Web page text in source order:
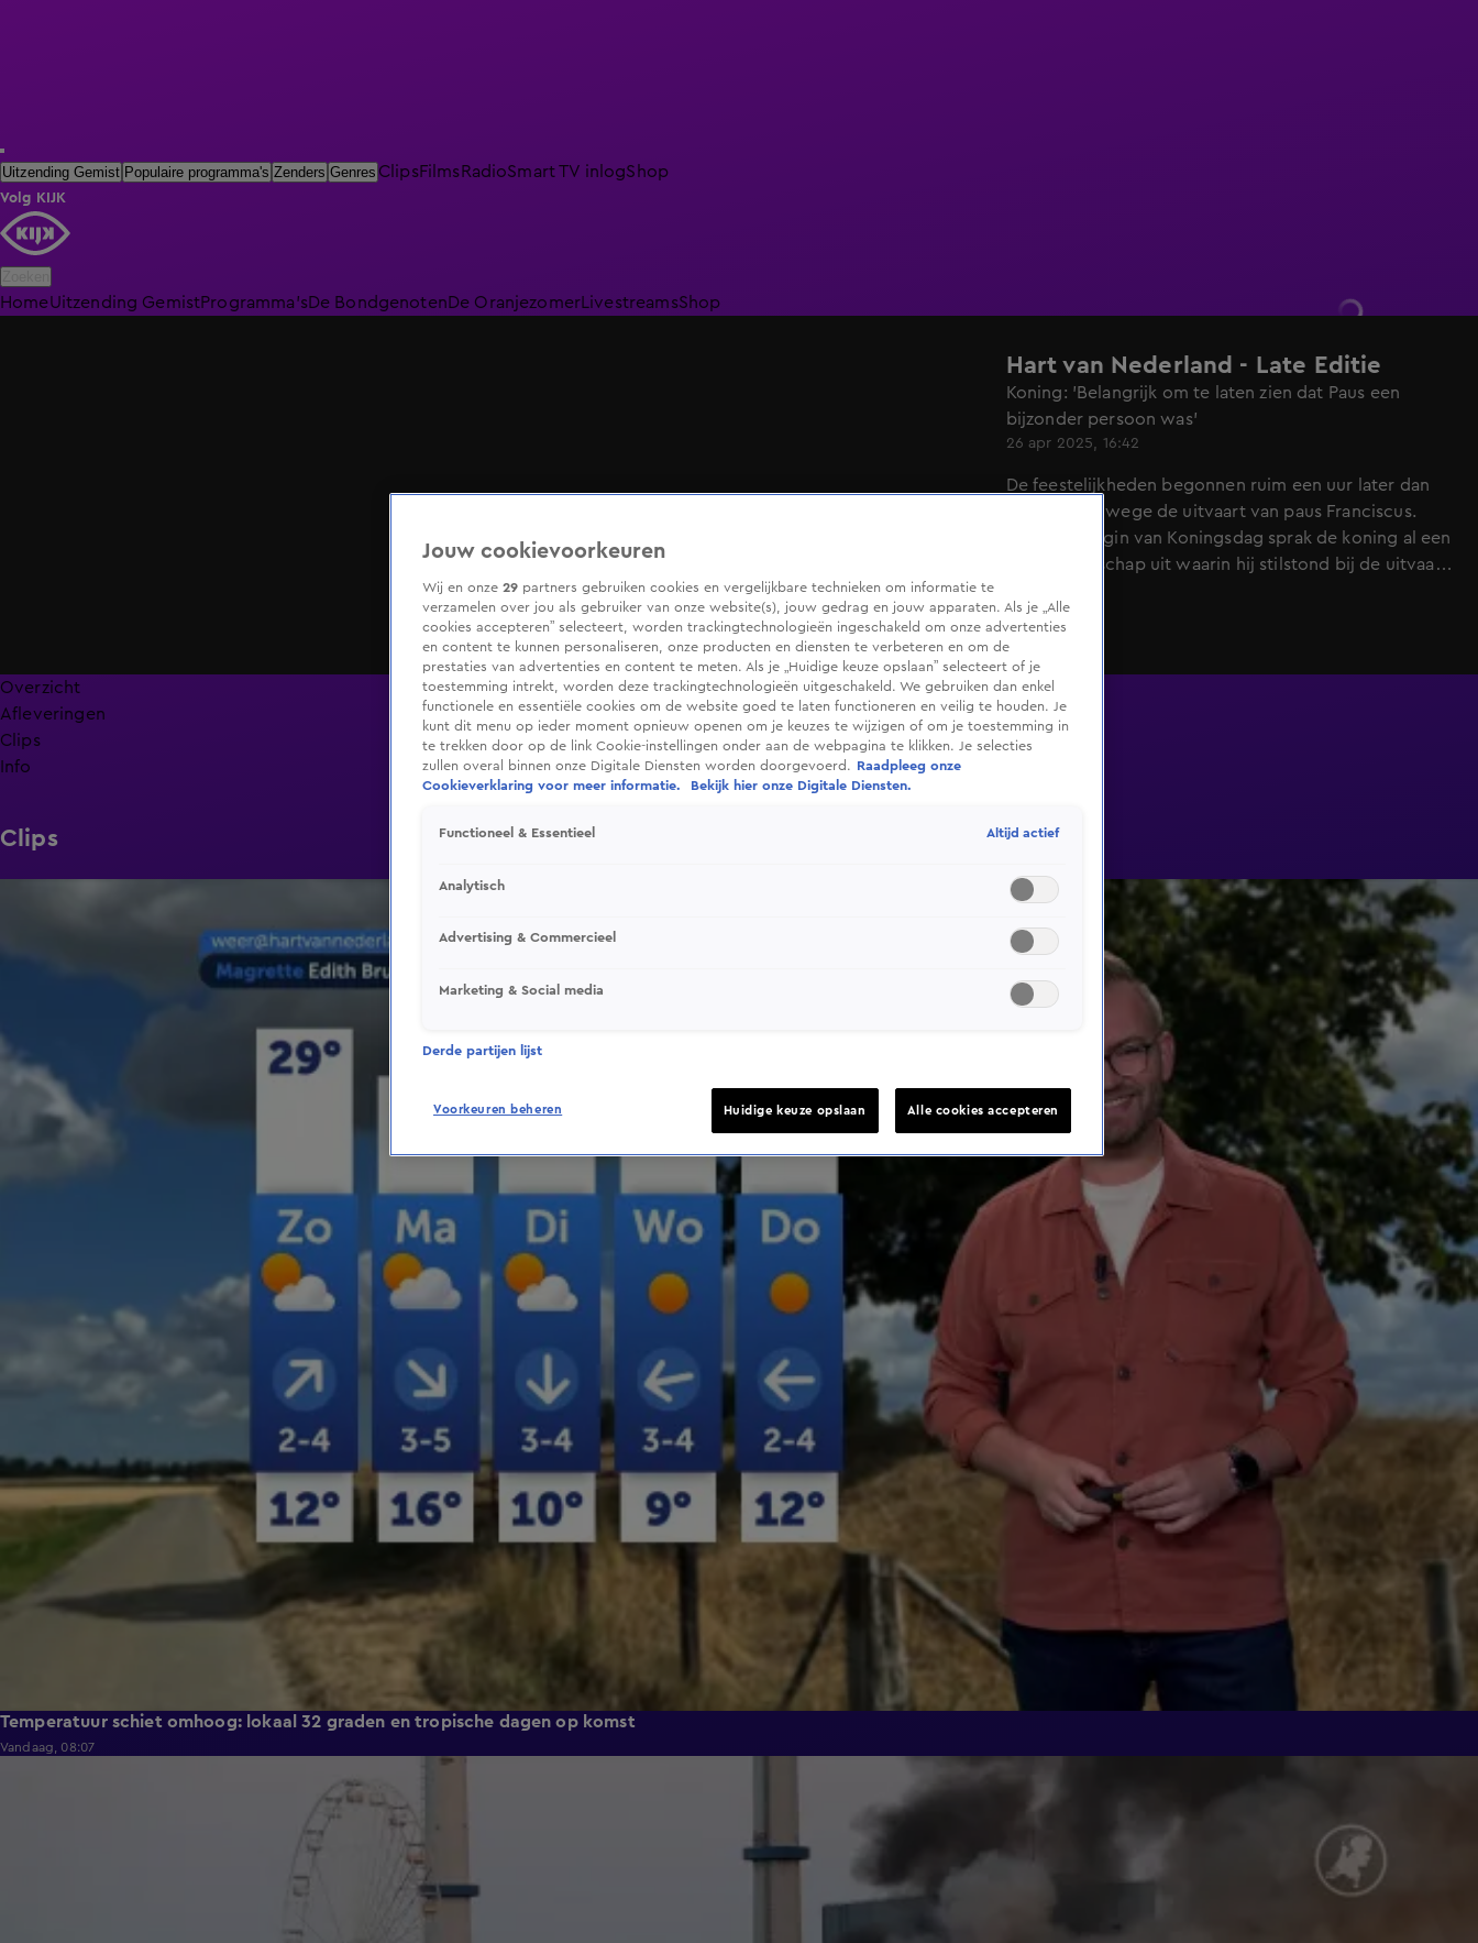
Uitzending Gemist Populaire programma's Zenders Genres ClipsFilmsRadioSmart TV inlogShop
Volg KIJK
HomeUitzending GemistProgramma'sDe BondgenotenDe Oranjezomer LivestreamsShop
Hart van Nederland - Late Editie
Koning: 'Belangrijk om te laten zien dat Paus een
bijzonder persoon was'
26 apr 2025, 16:42
De feestelijkheden begonnen ruim een uur later dan
normaal vanwege de uitvaart van paus Franciscus.
Voor het begin van Koningsdag sprak de koning al een
videoboodschap uit waarin hij stilstond bij de uitvaart
Overzicht
Afleveringen
Clips
Info
Clips
Temperatuur schiet omhoog: lokaal 32 graden en tropische dagen op komst
Vandaag, 08:07
Jouw cookievoorkeuren
Wij en onze 29 partners gebruiken cookies en vergelijkbare technieken om informatie te
verzamelen over jou als gebruiker van onze website(s), jouw gedrag en jouw apparaten. Als je „Alle
cookies accepteren” selecteert, worden trackingtechnologieën ingeschakeld om onze advertenties
en content te kunnen personaliseren, onze producten en diensten te verbeteren en om de
prestaties van advertenties en content te meten. Als je „Huidige keuze opslaan” selecteert of je
toestemming intrekt, worden deze trackingtechnologieën uitgeschakeld. We gebruiken dan enkel
functionele en essentiële cookies om de website goed te laten functioneren en veilig te houden. Je
kunt dit menu op ieder moment opnieuw openen om je keuzes te wijzigen of om je toestemming in
te trekken door op de link Cookie-instellingen onder aan de webpagina te klikken. Je selecties
zullen overal binnen onze Digitale Diensten worden doorgevoerd.
Raadpleeg onze
Cookieverklaring voor meer informatie.
Bekijk hier onze Digitale Diensten.
Functioneel & Essentieel Altijd actief
Analytisch
Advertising & Commercieel
Marketing & Social media
Derde partijen lijst
Voorkeuren beheren Huidige keuze opslaan Alle cookies accepteren